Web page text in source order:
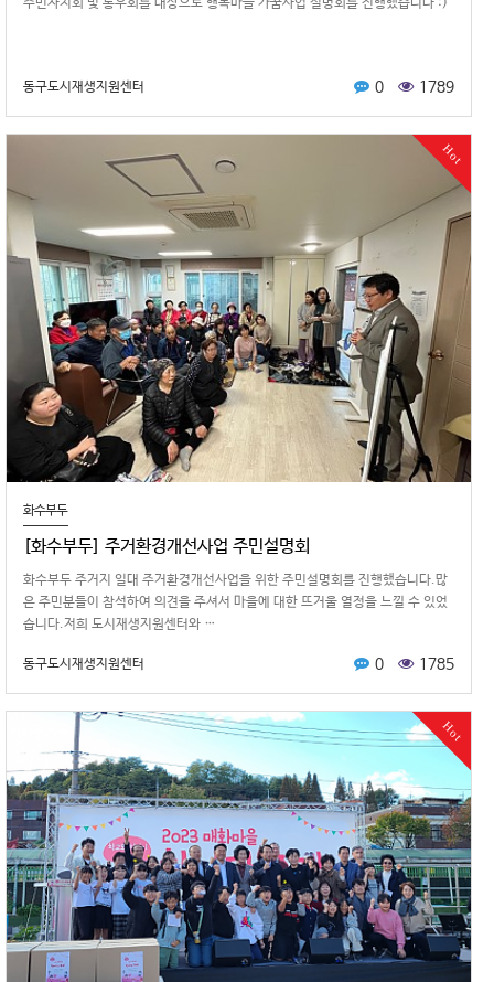
동구도시재생지원센터 0 1789
Hot
화수부두
[화수부두] 주거환경개선사업 주민설명회
화수부두 주거지 일대 주거환경개선사업을 위한 주민설명회를 진행했습니다.많
은 주민분들이 참석하여 의견을 주셔서 마을에 대한 뜨거울 열정을 느낄 수 있었
습니다.저희 도시재생지원센터와 …
동구도시재생지원센터 0 1785
Hot